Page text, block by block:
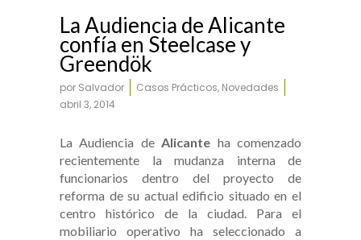
La Audiencia de Alicante
confía en Steelcase y
Greendök
por Salvador Casos Prácticos, Novedades
abril 3, 2014
La Audiencia deAlicante ha comenzado
recientemente la mudanza interna de
funcionarios dentro del proyecto de
reforma de su actual edificio situado en el
centro histórico de la ciudad. Para el
mobiliario operativo ha seleccionado a